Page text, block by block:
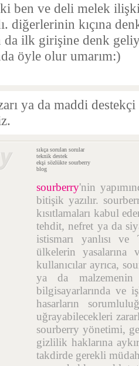
ben ve deli melek
diğerlerinin kıçına
da ilk girişine denk
öyle olur umarım:)
ya da maddi
sıkça sorulan sorular
teknik destek
ekşi sözlükte sourberry
blog
sourberry'nin
bitişik yazılır.
kısıtlamaları kabul
tehdit, nefret ya da
istismarı yanlısı
ülkelerin yasalarına
kullanıcılar ayrıca,
ya da malzemenin
bilgisayarlarında ve
hasarların
uğrayabilecekleri
sourberry yönetimi,
gizlilik haklarına
takdirde gerekli